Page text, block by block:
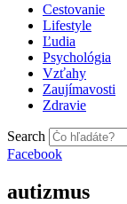
Cestovanie
Lifestyle
Ľudia
Psychológia
Vzťahy
Zaujímavosti
Zdravie
Search
Facebook
autizmus